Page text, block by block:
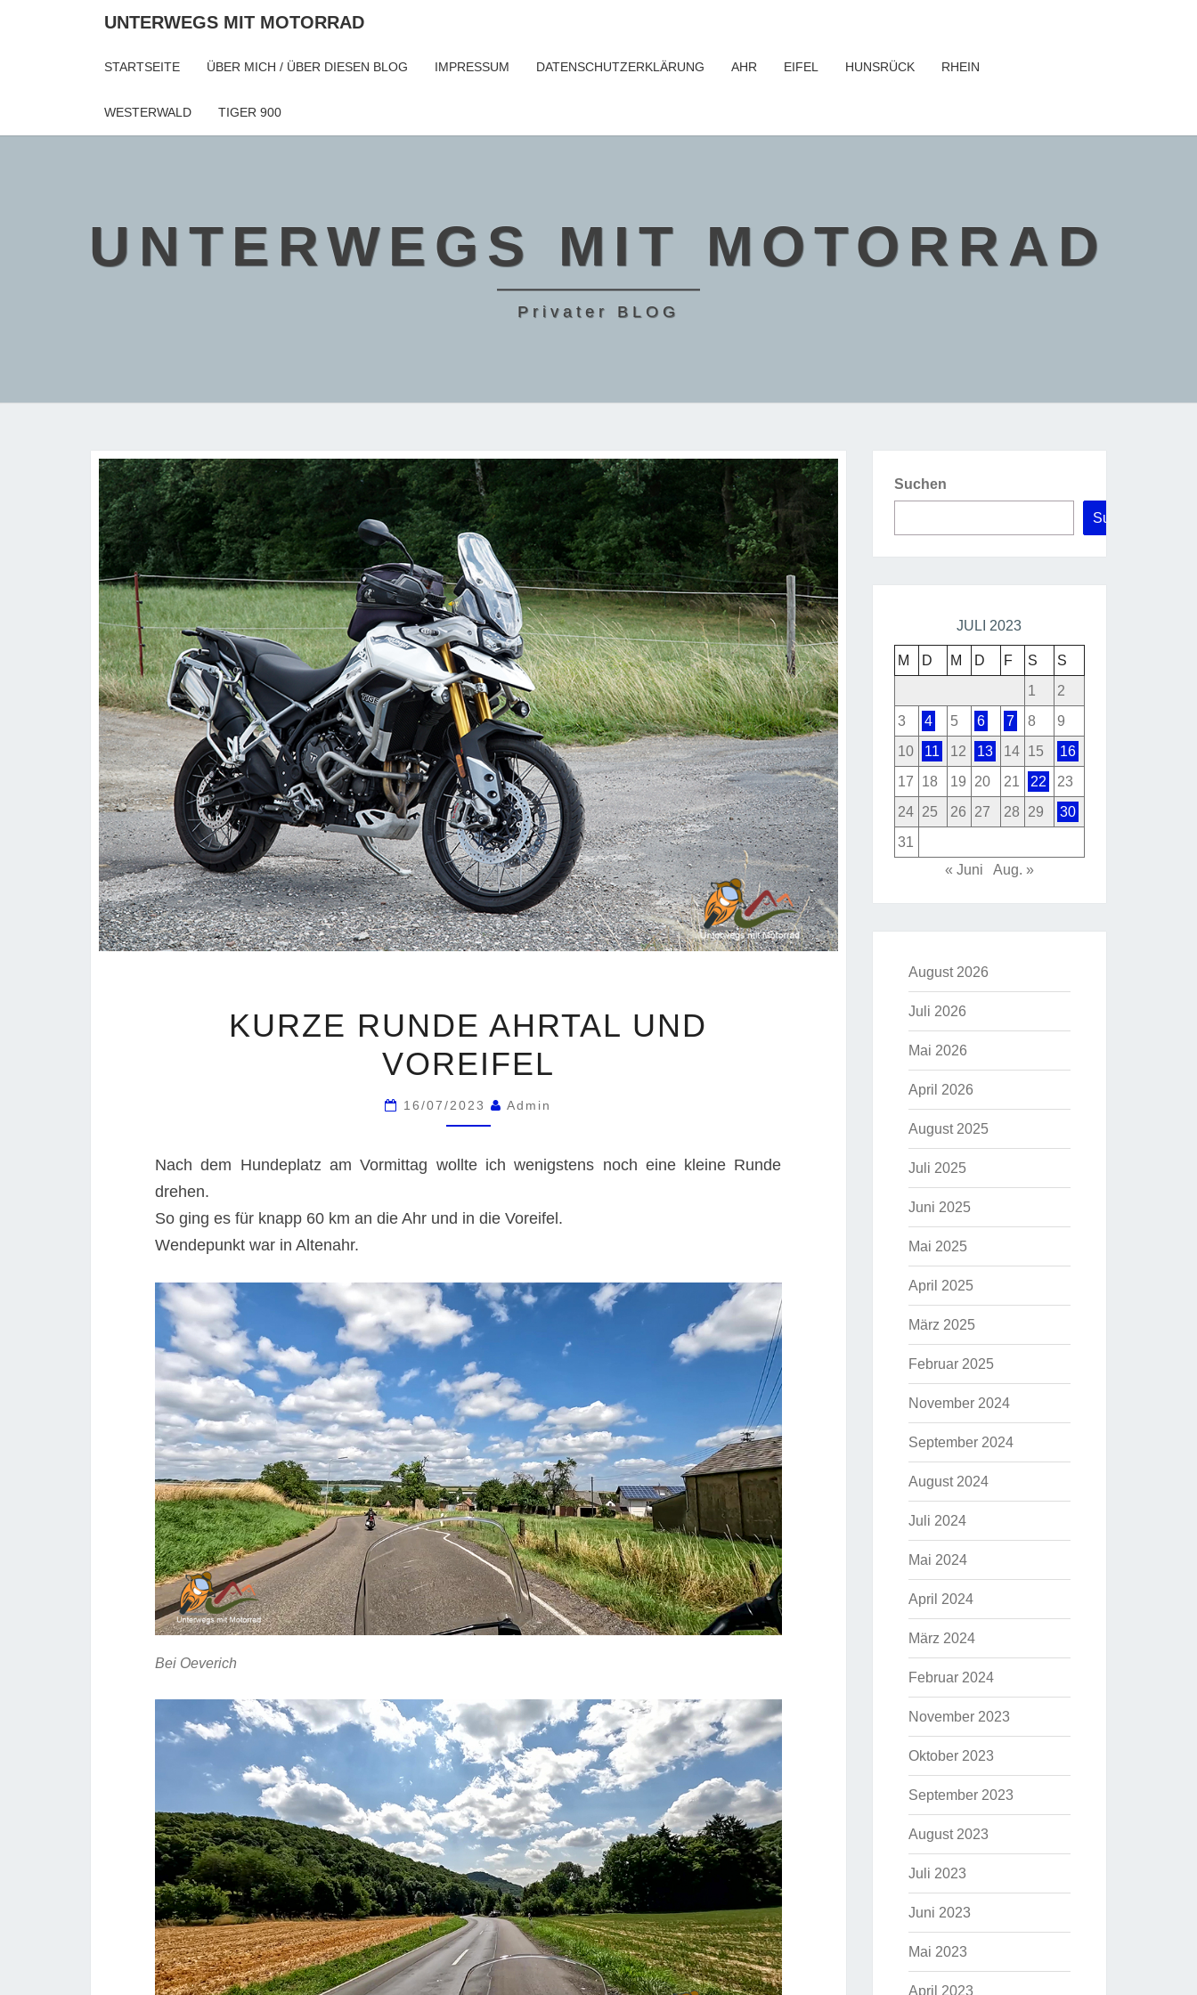
UNTERWEGS MIT MOTORRAD
STARTSEITE ÜBER MICH / ÜBER DIESEN BLOG IMPRESSUM DATENSCHUTZERKLÄRUNG AHR EIFEL HUNSRÜCK RHEIN
WESTERWALD TIGER 900
UNTERWEGS MIT MOTORRAD
Privater BLOG
RUNDE
AHRTAL
VOREIFEL
KURZE RUNDE AHRTAL UND
VOREIFEL
16/07/2023 Admin
Nach dem Hundeplatz am Vormittag wollte ich wenigstens noch eine kleine Runde
drehen.
So ging es für knapp 60 km an die Ahr und in die Voreifel.
Wendepunkt war in Altenahr.
Bei Oeverich
Suchen
Suchen
JULI 2023
M D M D F S
S
1
2
3
4 5 6 7 8
9
10
11 12 13 14 15
16
17
18 19 20 21 22
23
24
25 26 27 28 29
30
31
« Juni
Aug. »
August 2026
Juli 2026
Mai 2026
April 2026
August 2025
Juli 2025
Juni 2025
Mai 2025
April 2025
März 2025
Februar 2025
November 2024
September 2024
August 2024
Juli 2024
Mai 2024
April 2024
März 2024
Februar 2024
November 2023
Oktober 2023
September 2023
August 2023
Juli 2023
Juni 2023
Mai 2023
April 2023